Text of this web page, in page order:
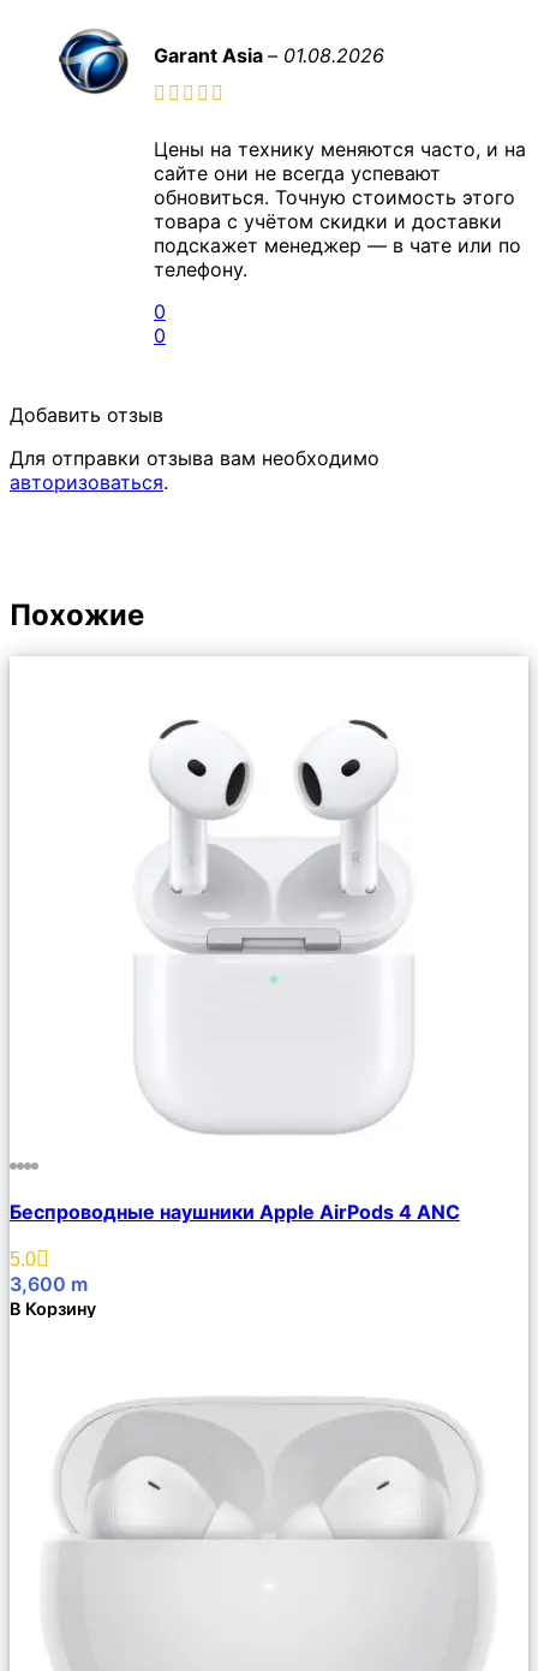
Garant Asia – 01.08.2026
Цены на технику меняются часто, и на
сайте они не всегда успевают
обновиться. Точную стоимость этого
товара с учётом скидки и доставки
подскажет менеджер — в чате или по
телефону.
0
0
Добавить отзыв
Для отправки отзыва вам необходимо
авторизоваться.
Похожие
Описание
Избранное
Беспроводные наушники Apple AirPods 4 ANC
5.0
3,600 m
В Корзину